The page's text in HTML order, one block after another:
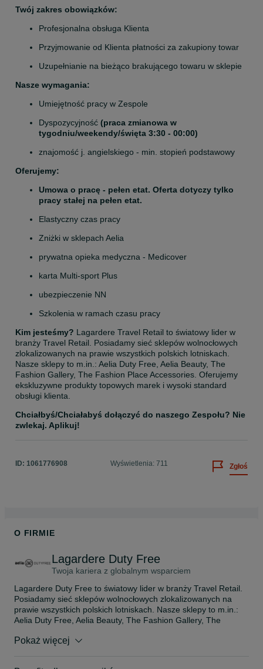
Twój zakres obowiązków:
Profesjonalna obsługa Klienta
Przyjmowanie od Klienta płatności za zakupiony towar
Uzupełnianie na bieżąco brakującego towaru w sklepie
Nasze wymagania:
Umiejętność pracy w Zespole
Dyspozycyjność (praca zmianowa w
tygodniu/weekendy/święta 3:30 - 00:00)
znajomość j. angielskiego - min. stopień podstawowy
Oferujemy:
Umowa o pracę - pełen etat. Oferta dotyczy tylko
pracy stałej na pełen etat.
Elastyczny czas pracy
Zniżki w sklepach Aelia
prywatna opieka medyczna - Medicover
karta Multi-sport Plus
ubezpieczenie NN
Szkolenia w ramach czasu pracy
Kim jesteśmy? Lagardere Travel Retail to światowy lider w
branży Travel Retail. Posiadamy sieć sklepów wolnocłowych
zlokalizowanych na prawie wszystkich polskich lotniskach.
Nasze sklepy to m.in.: Aelia Duty Free, Aelia Beauty, The
Fashion Gallery, The Fashion Place Accessories. Oferujemy
ekskluzywne produkty topowych marek i wysoki standard
obsługi klienta.
Chciałbyś/Chciałabyś dołączyć do naszego Zespołu? Nie
zwlekaj. Aplikuj!
ID: 1061776908 Wyświetlenia: 711 Zgłoś
O FIRMIE
Lagardere Duty Free
Twoja kariera z globalnym wsparciem
Lagardere Duty Free to światowy lider w branży Travel Retail.
Posiadamy sieć sklepów wolnocłowych zlokalizowanych na
prawie wszystkich polskich lotniskach. Nasze sklepy to m.in.:
Aelia Duty Free, Aelia Beauty, The Fashion Gallery, The
topowych marek i wysoki standard obsługi klienta.
Pokaż więcej